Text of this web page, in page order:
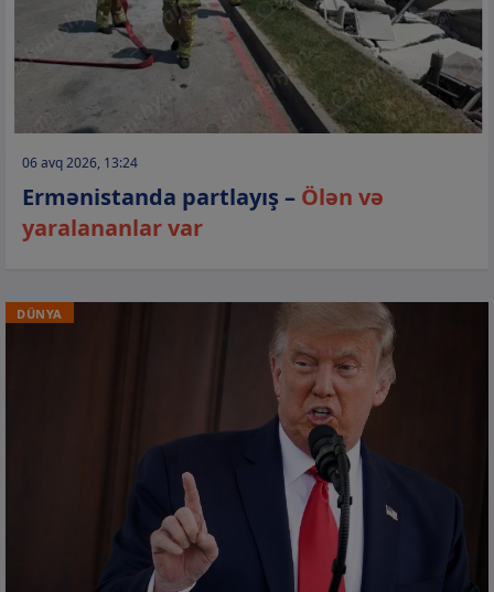
06 avq 2026, 13:24
Ermənistanda partlayış – Ölən və
yaralananlar var
DÜNYA